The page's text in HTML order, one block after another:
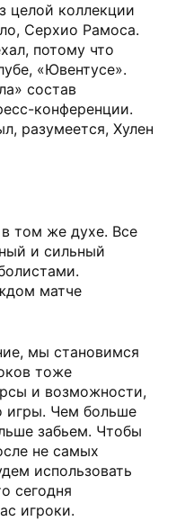
целой коллекции
Серхио Рамоса.
потому что
«Ювентусе».
состав
конференции.
разумеется, Хулен
том же духе. Все
и сильный
матче
мы становимся
тоже
и возможности,
игры. Чем больше
забьем. Чтобы
не самых
использовать
сегодня
игроки.